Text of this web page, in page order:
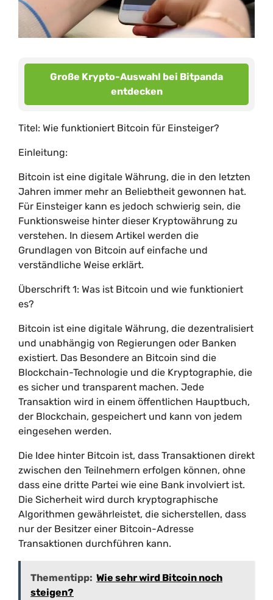
Große Krypto-Auswahl bei Bitpanda
entdecken
Titel: Wie funktioniert Bitcoin für Einsteiger?
Einleitung:
Bitcoin ist eine digitale Währung, die in den letzten
Jahren immer mehr an Beliebtheit gewonnen hat.
Für Einsteiger kann es jedoch schwierig sein, die
Funktionsweise hinter dieser Kryptowährung zu
verstehen. In diesem Artikel werden die
Grundlagen von Bitcoin auf einfache und
verständliche Weise erklärt.
Überschrift 1: Was ist Bitcoin und wie funktioniert
es?
Bitcoin ist eine digitale Währung, die dezentralisiert
und unabhängig von Regierungen oder Banken
existiert. Das Besondere an Bitcoin sind die
Blockchain-Technologie und die Kryptographie, die
es sicher und transparent machen. Jede
Transaktion wird in einem öffentlichen Hauptbuch,
der Blockchain, gespeichert und kann von jedem
eingesehen werden.
Die Idee hinter Bitcoin ist, dass Transaktionen direkt
zwischen den Teilnehmern erfolgen können, ohne
dass eine dritte Partei wie eine Bank involviert ist.
Die Sicherheit wird durch kryptographische
Algorithmen gewährleistet, die sicherstellen, dass
nur der Besitzer einer Bitcoin-Adresse
Transaktionen durchführen kann.
Thementipp: Wie sehr wird Bitcoin noch
steigen?